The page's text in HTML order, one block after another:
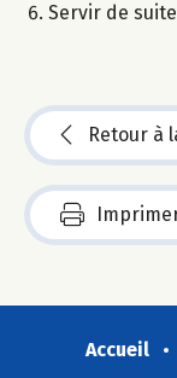
Servir de
Retour à
Accueil